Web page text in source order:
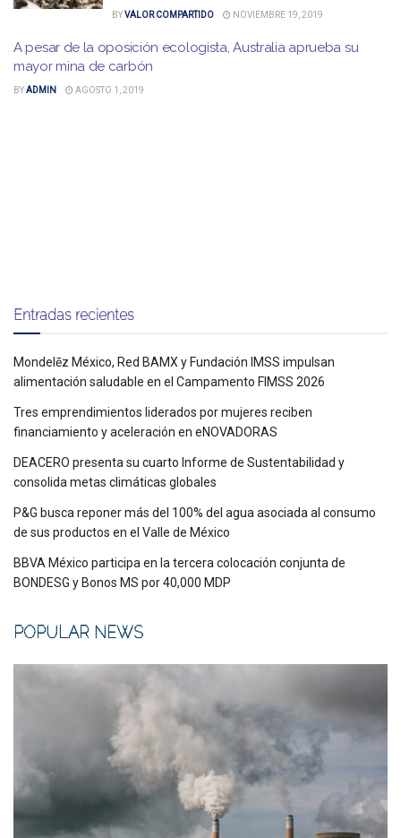
BYVALOR COMPARTIDO NOVIEMBRE 19, 2019
A pesar de la oposición ecologista, Australia aprueba su
mayor mina de carbón
BYADMIN AGOSTO 1, 2019
Entradas recientes
Mondelēz México, Red BAMX y Fundación IMSS impulsan
alimentación saludable en el Campamento FIMSS 2026
Tres emprendimientos liderados por mujeres reciben
financiamiento y aceleración en eNOVADORAS
DEACERO presenta su cuarto Informe de Sustentabilidad y
consolida metas climáticas globales
P&G busca reponer más del 100% del agua asociada al consumo
de sus productos en el Valle de México
BBVA México participa en la tercera colocación conjunta de
BONDESG y Bonos MS por 40,000 MDP
POPULAR NEWS